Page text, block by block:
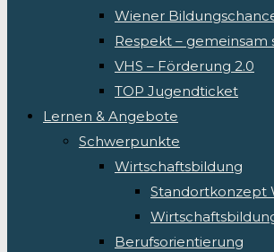
Wiener
Respekt – gemeinsam
VHS – Förderung 2.0
TOP Jugendticket
Lernen & Angebote
Schwerpunkte
Wirtschaftsbildung
Standortkonzept
Berufsorientierung